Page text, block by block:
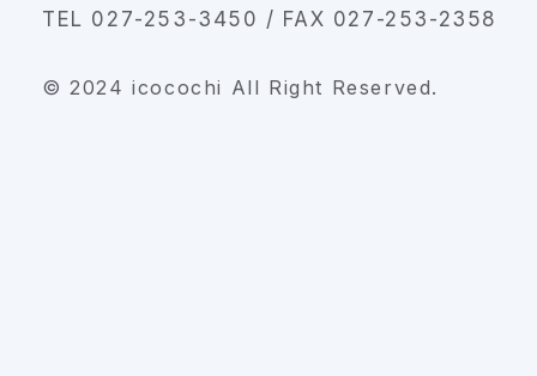
TEL 027-253-3450 / FAX 027-253-2358
© 2024 icocochi All Right Reserved.